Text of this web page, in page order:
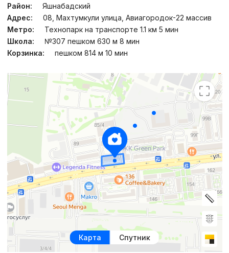
Район:
Яшнабадский
Адрес:
08, Махтумкули улица, Авиагородок-22 массив
Метро:
Технопарк на транспорте 1.1 км 5 мин
Школа:
№307 пешком 630 м 8 мин
Корзинка:
пешком 814 м 10 мин
Карта Спутник